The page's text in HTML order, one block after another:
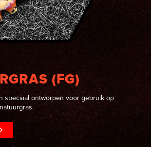
(FG)
speciaal ontworpen voor gebruik op